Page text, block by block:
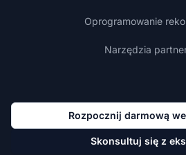
Oprogramowanie
Narzędzia
Rozpocznij darmową
Skonsultuj się z